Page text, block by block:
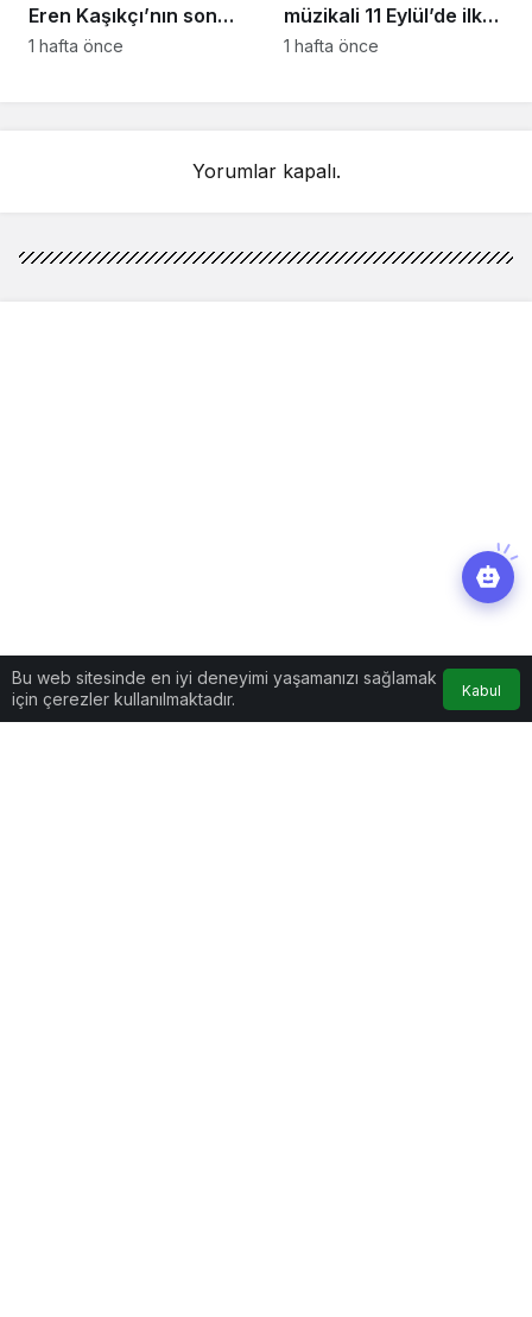
Eren Kaşıkçı’nın son
anlarındaki kahreden
1 hafta önce
müzikali 11 Eylül’de ilk
kez Türkiye’de
1 hafta önce
Yorumlar kapalı.
Bu web sitesinde en iyi deneyimi yaşamanızı sağlamak
için çerezler kullanılmaktadır.
Kabul